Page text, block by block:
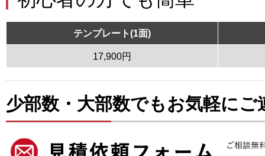
テンプレート(1面)
17,900円
少部数・大部数でもお気軽にご